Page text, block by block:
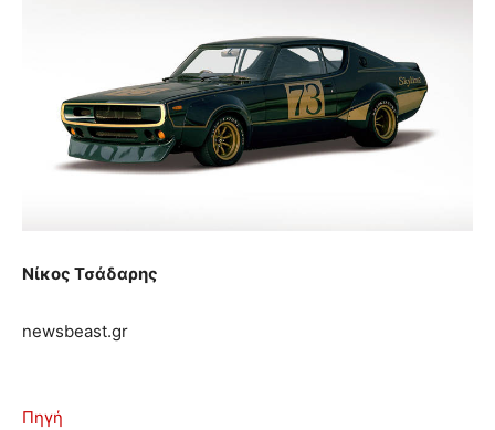
Νίκος Τσάδαρης
newsbeast.gr
Πηγή